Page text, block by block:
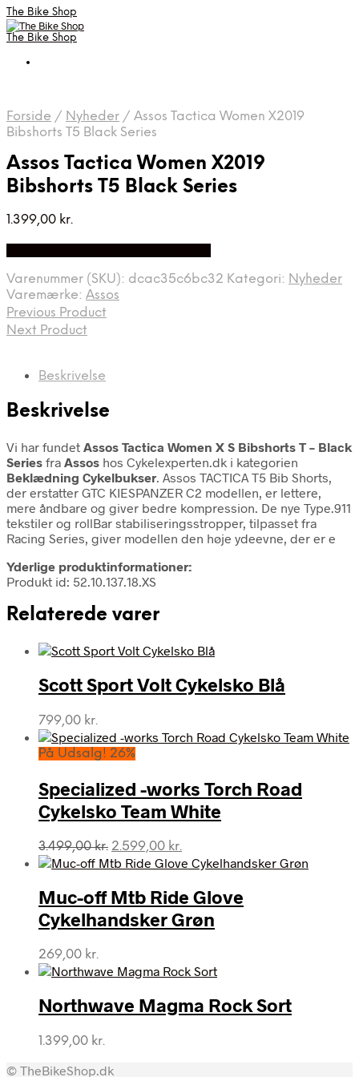
The Bike Shop
The Bike Shop
Forside / Nyheder / Assos Tactica Women X2019
Bibshorts T5 Black Series
Assos Tactica Women X2019
Bibshorts T5 Black Series
1.399,00 kr.
Varenummer (SKU): dcac35c6bc32 Kategori: Nyheder
Varemærke: Assos
Previous Product
Next Product
Beskrivelse
Beskrivelse
Vi har fundet Assos Tactica Women X S Bibshorts T – Black
Series fra Assos hos Cykelexperten.dk i kategorien
Beklædning Cykelbukser. Assos TACTICA T5 Bib Shorts,
der erstatter GTC KIESPANZER C2 modellen, er lettere,
mere åndbare og giver bedre kompression. De nye Type.911
tekstiler og rollBar stabiliseringsstropper, tilpasset fra
Racing Series, giver modellen den høje ydeevne, der er e
Yderlige produktinformationer:
Produkt id: 52.10.137.18.XS
Relaterede varer
Scott Sport Volt Cykelsko Blå
799,00 kr.
På Udsalg! 26%
Specialized -works Torch Road
Cykelsko Team White
3.499,00kr. Den
oprindelige
var:
3.499,00 kr..
2.599,00 kr.
aktuelle
er:
2.599,00 kr..
Muc-off Mtb Ride Glove
Cykelhandsker Grøn
269,00 kr.
Northwave Magma Rock Sort
1.399,00 kr.
© TheBikeShop.dk